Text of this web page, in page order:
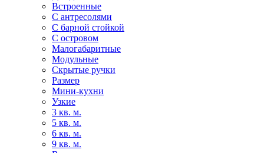
Встроенные
С антресолями
С барной стойкой
С островом
Малогабаритные
Модульные
Скрытые ручки
Размер
Мини-кухни
Узкие
3 кв. м.
5 кв. м.
6 кв. м.
9 кв. м.